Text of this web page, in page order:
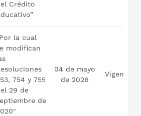
Crédito
la cual
modifican
754 y 755
29 de
de
04 de mayo
de 2026
Vigente